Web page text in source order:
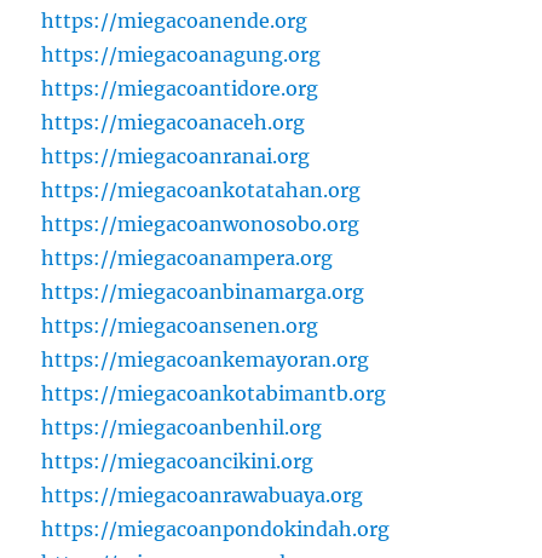
https://miegacoanende.org
https://miegacoanagung.org
https://miegacoantidore.org
https://miegacoanaceh.org
https://miegacoanranai.org
https://miegacoankotatahan.org
https://miegacoanwonosobo.org
https://miegacoanampera.org
https://miegacoanbinamarga.org
https://miegacoansenen.org
https://miegacoankemayoran.org
https://miegacoankotabimantb.org
https://miegacoanbenhil.org
https://miegacoancikini.org
https://miegacoanrawabuaya.org
https://miegacoanpondokindah.org